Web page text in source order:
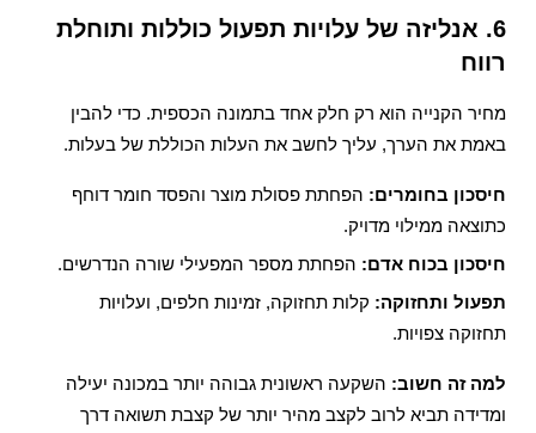
6. אנליזה של עלויות תפעול כוללות ותוחלת
רווח
מחיר הקנייה הוא רק חלק אחד בתמונה הכספית. כדי להבין
באמת את הערך, עליך לחשב את העלות הכוללת של בעלות.
חיסכון בחומרים: הפחתת פסולת מוצר והפסד חומר דוחף
כתוצאה ממילוי מדויק.
חיסכון בכוח אדם: הפחתת מספר המפעילי שורה הנדרשים.
תפעול ותחזוקה: קלות תחזוקה, זמינות חלפים, ועלויות
תחזוקה צפויות.
למה זה חשוב: השקעה ראשונית גבוהה יותר במכונה יעילה
ומדידה תביא לרוב לקצב מהיר יותר של קצבת תשואה דרך